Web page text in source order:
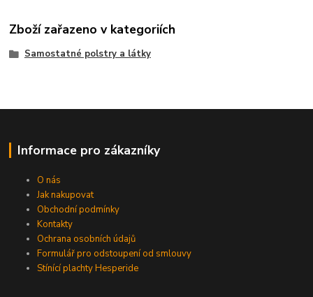
Zboží zařazeno v kategoriích
Samostatné polstry a látky
Informace pro zákazníky
O nás
Jak nakupovat
Obchodní podmínky
Kontakty
Ochrana osobních údajů
Formulář pro odstoupení od smlouvy
Stínící plachty Hesperide